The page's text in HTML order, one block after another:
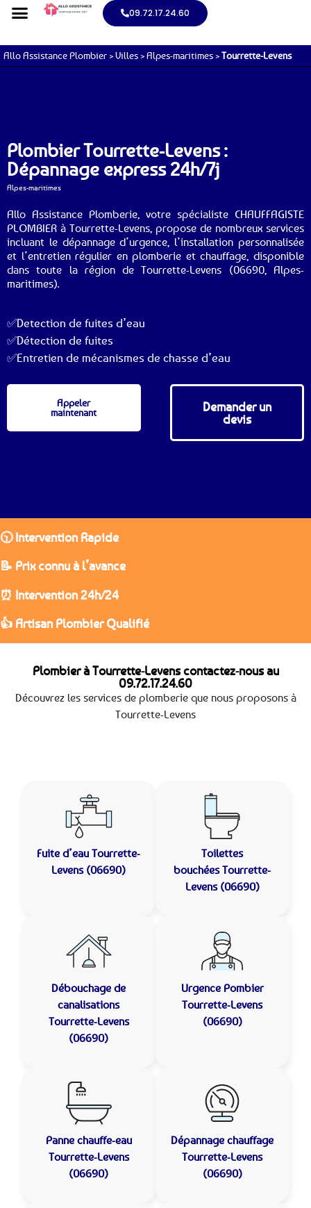
09.72.17.24.60
Allo Assistance Plombier >Villes >Alpes-maritimes >Tourrette-Levens
Plombier Tourrette-Levens :
Dépannage express 24h/7j
Alpes-maritimes
Allo Assistance Plomberie, votre spécialiste CHAUFFAGISTE
PLOMBIER à Tourrette-Levens, propose de nombreux services
incluant le dépannage d’urgence, l’installation personnalisée
et l’entretien régulier en plomberie et chauffage, disponible
dans toute la région de Tourrette-Levens (06690, Alpes-
maritimes).
✅Detection de fuites d’eau
✅Détection de fuites
✅Entretien de mécanismes de chasse d’eau
Appeler
maintenant
Demander un
devis
🕥 Intervention Rapide
📝 Prix connu à l’avance
⏰ Intervention 24h/24
👍 Artisan Plombier Qualifié
Plombier à Tourrette-Levens contactez-nous au
09.72.17.24.60
Découvrez les services de plomberie que nous proposons à
Tourrette-Levens
Fuite d’eauTourrette-
Levens (06690)
Toilettes
bouchéesTourrette-
Levens (06690)
Débouchage de
canalisations
Tourrette-Levens
(06690)
Urgence Pombier
Tourrette-Levens
(06690)
Panne chauffe-eau
Tourrette-Levens
(06690)
Dépannage chauffage
Tourrette-Levens
(06690)